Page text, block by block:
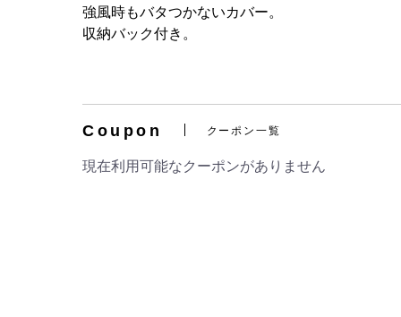
強風時もバタつかないカバー。
収納バック付き。
Coupon クーポン一覧
現在利用可能なクーポンがありません